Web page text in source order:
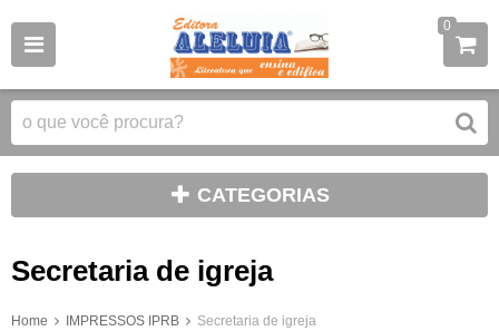
0
CATEGORIAS
Secretaria de igreja
Home IMPRESSOS IPRB Secretaria de igreja